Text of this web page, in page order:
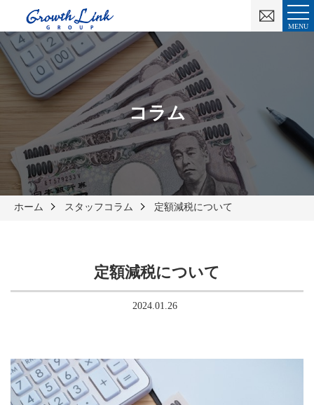
MENU
い
コラム
ホーム スタッフコラム 定額減税について
定額減税について
2024.01.26